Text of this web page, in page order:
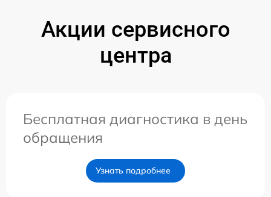
Акции сервисного
центра
Бесплатная диагностика в день
обращения
Узнать подробнее